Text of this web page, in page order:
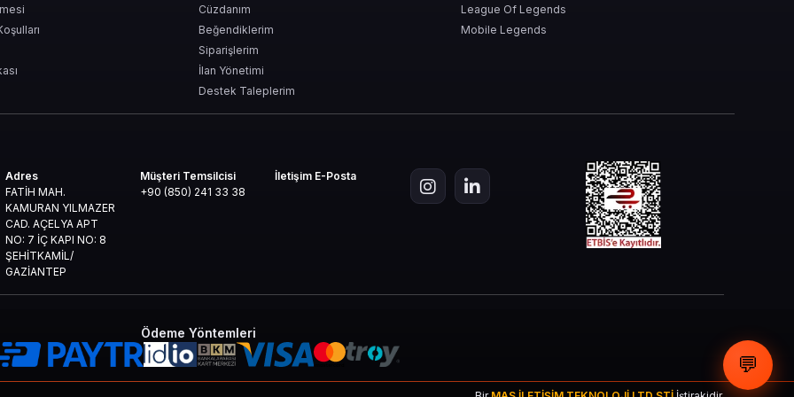
da güçlendirmek gerekir. 125 Point ile bineğinin seviyesini artırabilir, ona ekstra özellikler kazandırabilirsin.
yetenekler 125 Point ile alınabilir. Bu da PvP’de seni birkaç adım öne taşır.
Cüzdanım
Beğendiklerim
Siparişlerim
İlan Yönetimi
Destek Taleplerim
League Of Legends
Mobile Legends
Adres
FATİH MAH.
KAMURAN YILMAZER
CAD. AÇELYA APT
NO: 7 İÇ KAPI NO: 8
ŞEHİTKAMİL/
GAZİANTEP
Müşteri Temsilcisi
+90 (850) 241 33 38
İletişim E-Posta
Ödeme Yöntemleri
💬